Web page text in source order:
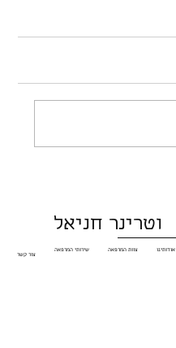
וטרינר חניאל
צור קשר
שירותי המרפאה צוות המרפאה אודותינו